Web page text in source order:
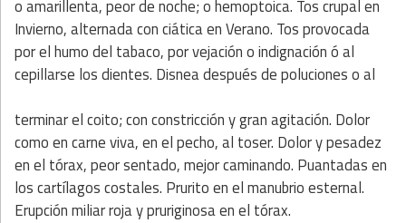
o amarillenta, peor de noche; o hemoptoica. Tos crupal en
Invierno, alternada con ciática en Verano. Tos provocada
por el humo del tabaco, por vejación o indignación ó al
cepillarse los dientes. Disnea después de poluciones o al
terminar el coito; con constricción y gran agitación. Dolor
como en carne viva, en el pecho, al toser. Dolor y pesadez
en el tórax, peor sentado, mejor caminando. Puantadas en
los cartílagos costales. Prurito en el manubrio esternal.
Erupción miliar roja y pruriginosa en el tórax.